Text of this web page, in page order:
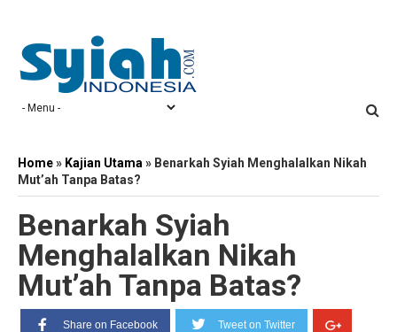
Home» Kajian Utama » Benarkah Syiah Menghalalkan Nikah
Mut’ah Tanpa Batas?
Benarkah Syiah
Menghalalkan Nikah
Mut’ah Tanpa Batas?
Share on Facebook Tweet on Twitter